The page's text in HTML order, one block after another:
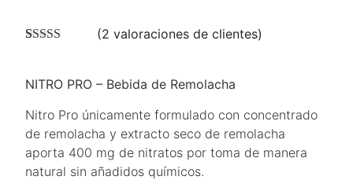
base a
valoraciones
(2 valoraciones de clientes)
NITRO PRO – Bebida de Remolacha
Nitro Pro únicamente formulado con concentrado
de remolacha y extracto seco de remolacha
aporta 400 mg de nitratos por toma de manera
natural sin añadidos químicos.